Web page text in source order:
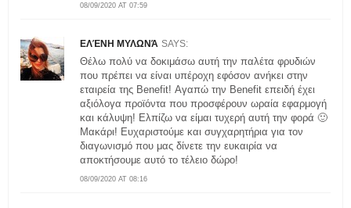
08/09/2020 AT 07:59
ΕΛΈΝΗ ΜΥΛΩΝΆ SAYS:
08/09/2020 AT 08:16
Θέλω πολύ να δοκιμάσω αυτή την παλέτα φρυδιών
που πρέπει να είναι υπέροχη εφόσον ανήκει στην
εταιρεία της Benefit! Αγαπώ την Βenefit επειδή έχει
αξιόλογα προϊόντα που προσφέρουν ωραία εφαρμογή
και κάλυψη! Ελπίζω να είμαι τυχερή αυτή την φορά 🙂
Μακάρι! Ευχαριστούμε και συγχαρητήρια για τον
διαγωνισμό που μας δίνετε την ευκαιρία να
αποκτήσουμε αυτό το τέλειο δώρο!